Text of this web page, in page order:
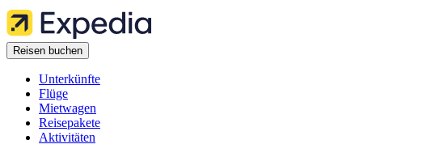
Reisen buchen
Unterkünfte
Flüge
Mietwagen
Reisepakete
Aktivitäten